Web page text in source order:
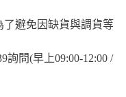
避免因缺貨與調貨等
詢問(早上09:00-12:00 /